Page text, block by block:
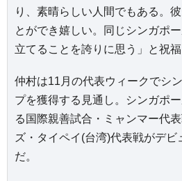
り、素晴らしい人間でもある。
とができ嬉しい。同じシンガポ
立てることを誇りに思う」と祝福
仲村は11月の代表ウィークでシ
プを獲得する見通し。シンガポ
る国際親善試合・ミャンマー代
ズ・タイペイ(台湾)代表戦がデビ
だ。